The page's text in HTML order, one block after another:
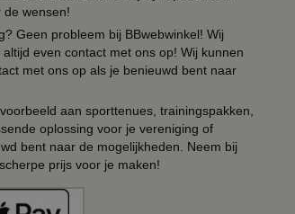
wensen!
Geen probleem bij BBwebwinkel! Wij
even contact met ons op! Wij kunnen
met ons op als je benieuwd bent naar
aan sporttenues, trainingspakken,
oplossing voor je vereniging of
bent naar de mogelijkheden. Neem bij
prijs voor je maken!